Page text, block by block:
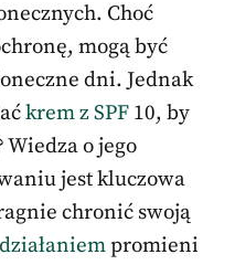
Choć
mogą być
dni. Jednak
krem z SPF 10, by
Wiedza o jego
jest kluczowa
chronić swoją
działaniempromieni